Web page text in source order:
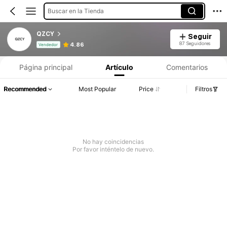
Buscar en la Tienda
QZCY
Vendedor 4.86
Seguir
87 Seguidores
Página principal Artículo Comentarios
Recommended Most Popular Price Filtros
No hay coincidencias
Por favor inténtelo de nuevo.